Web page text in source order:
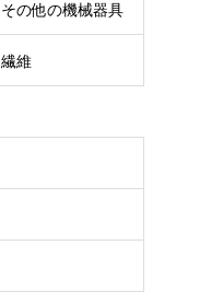
具
その他の機械器具
繊維